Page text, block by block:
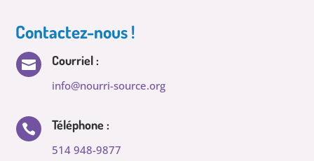
Contactez-nous !
 Courriel :
info@nourri-source.org
 Téléphone :
514 948-9877